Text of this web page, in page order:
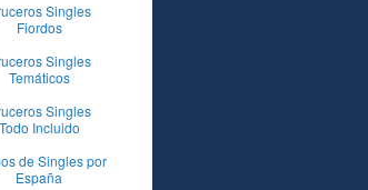
Singles
Fiordos
Singles
Temáticos
Singles
Todo Incluido
de Singles por
España